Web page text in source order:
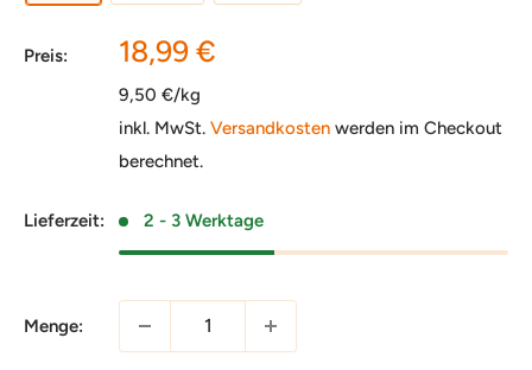
Preis: Sonderpreis
18,99 €
9,50 €/kg
inkl. MwSt. Versandkosten werden im Checkout
berechnet.
Lieferzeit: 2 - 3 Werktage
Menge: